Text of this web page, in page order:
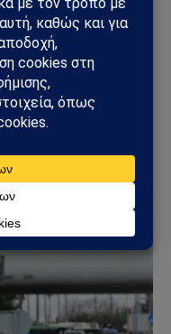
Δήμοι και ΑΔΕΔΥ
τα Χριστούγεννα